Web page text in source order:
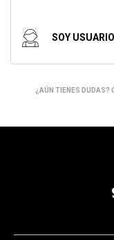
SOY USUARIO
Informes
Servicios
¿AÚN TIENES DUDAS?